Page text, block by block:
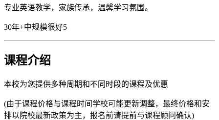
专业英语教学，家族传承，温馨学习氛围。
30年+中规模很好5
课程介绍
本校为您提供多种周期和不同时段的课程及优惠
(由于课程价格与课程时间学校可能更新调整，最终价格和安
排以院校最新政策为主，报名前请提前与课程顾问确认)